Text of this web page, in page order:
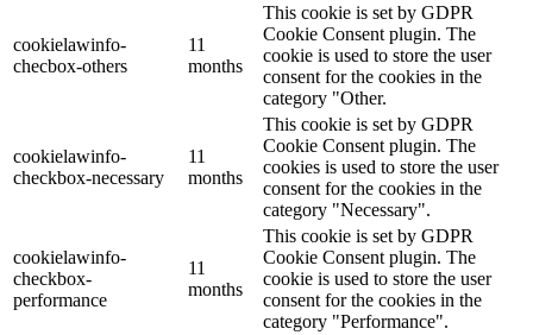
cookielawinfo-
checbox-others
11
months
This cookie is set by GDPR
Cookie Consent plugin. The
cookie is used to store the user
consent for the cookies in the
category "Other.
cookielawinfo-
checkbox-necessary
11
months
This cookie is set by GDPR
Cookie Consent plugin. The
cookies is used to store the user
consent for the cookies in the
category "Necessary".
cookielawinfo-
checkbox-
performance
11
months
This cookie is set by GDPR
Cookie Consent plugin. The
cookie is used to store the user
consent for the cookies in the
category "Performance".